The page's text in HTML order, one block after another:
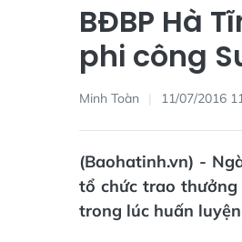
BĐBP Hà
phi công
Minh Toàn 11/07/2016
(Baohatinh.vn) -
tổ chức trao
trong lúc huấn